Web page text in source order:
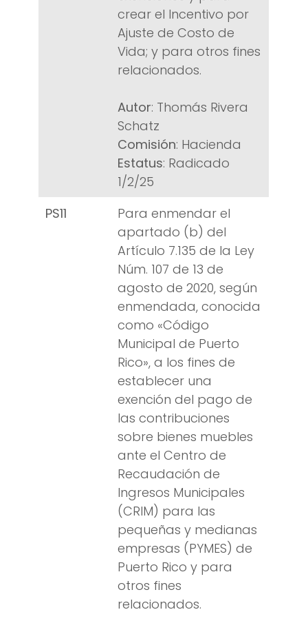
crear el Incentivo por
Ajuste de Costo de
Vida; y para otros fines
relacionados.
Autor: Thomás Rivera
Schatz
Comisión: Hacienda
Estatus: Radicado
1/2/25
PS11
Para enmendar el
apartado (b) del
Artículo 7.135 de la Ley
Núm. 107 de 13 de
agosto de 2020, según
enmendada, conocida
como «Código
Municipal de Puerto
Rico», a los fines de
establecer una
exención del pago de
las contribuciones
sobre bienes muebles
ante el Centro de
Recaudación de
Ingresos Municipales
(CRIM) para las
pequeñas y medianas
empresas (PYMES) de
Puerto Rico y para
otros fines
relacionados.